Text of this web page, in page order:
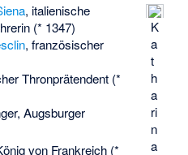
K
a
t
h
a
ri
n
a
, italienische
(* 1347)
, französischer
Thronprätendent (*
, Augsburger
von Frankreich (*